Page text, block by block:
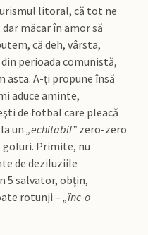
litoral, că tot ne
măcar în amor să
că deh, vârsta,
perioada comunistă,
asta. A-ţi propune însă
aduce aminte,
de fotbal care pleacă
un „echitabil” zero-zero
goluri. Primite, nu
de deziluziile
5 salvator, obţin,
rotunji – „înc-o